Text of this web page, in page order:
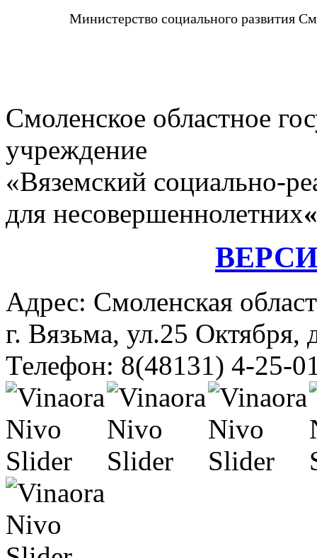
Министерство социального развития
Смоленское областное
учреждение
«Вяземский социально-
для несовершеннолетних
Адрес: Смоленская
г. Вязьма, ул.25 Октября,
Телефон: 8(48131) 4-25-